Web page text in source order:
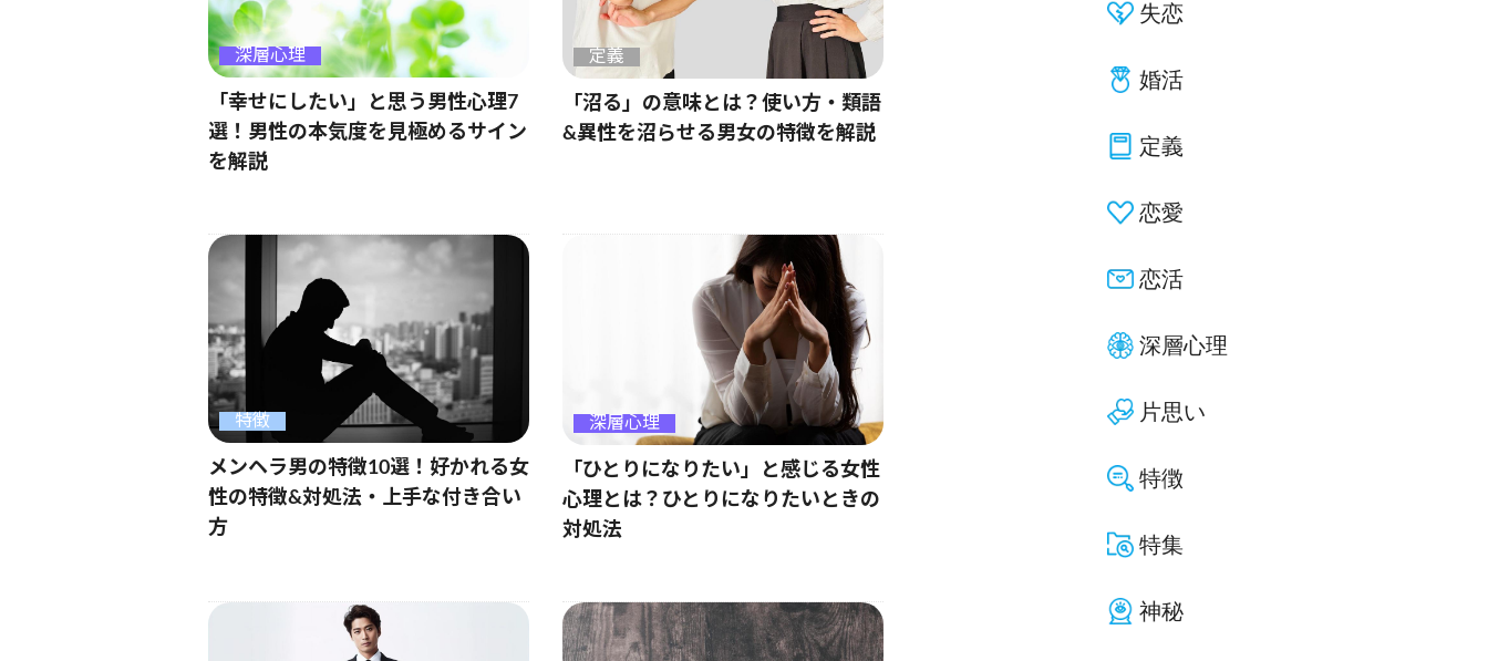
深層心理
「幸せにしたい」と思う男性心理7
選！男性の本気度を見極めるサイン
を解説
定義
「沼る」の意味とは？使い方・類語
&異性を沼らせる男女の特徴を解説
特徴
メンヘラ男の特徴10選！好かれる女
性の特徴&対処法・上手な付き合い
方
深層心理
「ひとりになりたい」と感じる女性
心理とは？ひとりになりたいときの
対処法
失恋
婚活
定義
恋愛
恋活
深層心理
片思い
特徴
特集
神秘